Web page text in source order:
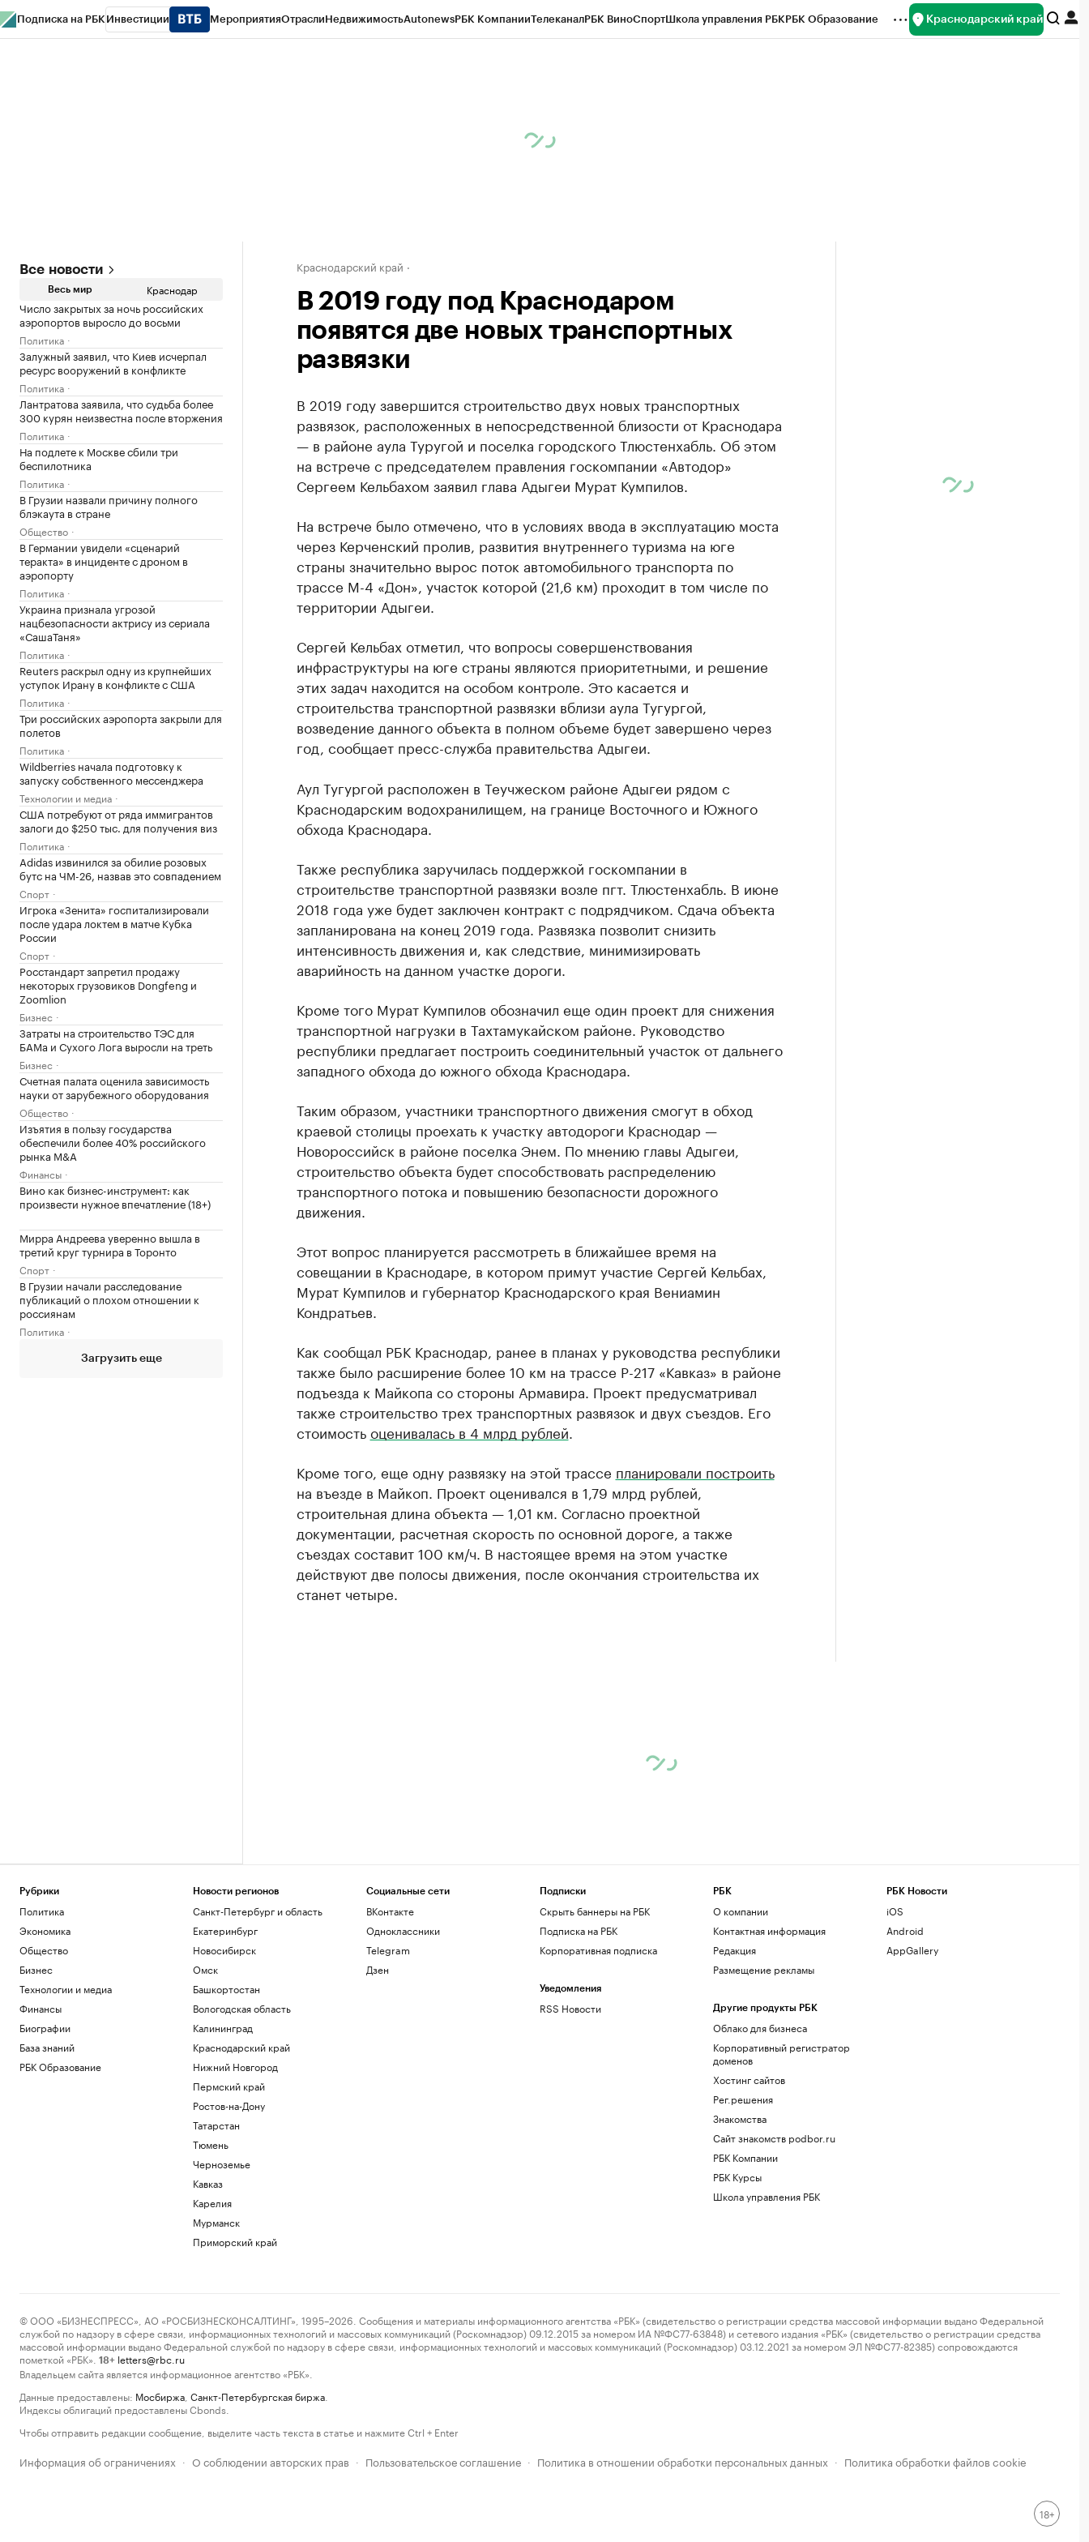
Подписка на РБК Инвестиции МероприятияОтраслиНедвижимостьAutonewsРБК КомпанииТелеканалРБК ВиноСпортШкола управления РБКРБК Образование Краснодарский край
Все новости
Весь мир Краснодар
Число закрытых за ночь российских
аэропортов выросло до восьми
Политика
Залужный заявил, что Киев исчерпал
ресурс вооружений в конфликте
Политика
Лантратова заявила, что судьба более
300 курян неизвестна после вторжения
Политика
На подлете к Москве сбили три
беспилотника
Политика
В Грузии назвали причину полного
блэкаута в стране
Общество
В Германии увидели «сценарий
теракта» в инциденте с дроном в
аэропорту
Политика
Украина признала угрозой
нацбезопасности актрису из сериала
«СашаТаня»
Политика
Reuters раскрыл одну из крупнейших
уступок Ирану в конфликте с США
Политика
Три российских аэропорта закрыли для
полетов
Политика
Wildberries начала подготовку к
запуску собственного мессенджера
Технологии и медиа
США потребуют от ряда иммигрантов
залоги до $250 тыс. для получения виз
Политика
Adidas извинился за обилие розовых
бутс на ЧМ-26, назвав это совпадением
Спорт
Игрока «Зенита» госпитализировали
после удара локтем в матче Кубка
России
Спорт
Росстандарт запретил продажу
некоторых грузовиков Dongfeng и
Zoomlion
Бизнес
Затраты на строительство ТЭС для
БАМа и Сухого Лога выросли на треть
Бизнес
Счетная палата оценила зависимость
науки от зарубежного оборудования
Общество
Изъятия в пользу государства
обеспечили более 40% российского
рынка M&A
Финансы
Вино как бизнес-инструмент: как
произвести нужное впечатление (18+)
Мирра Андреева уверенно вышла в
третий круг турнира в Торонто
Спорт
В Грузии начали расследование
публикаций о плохом отношении к
россиянам
Политика
Загрузить еще
Краснодарский край
В 2019 году под Краснодаром
появятся две новых транспортных
развязки
В 2019 году завершится строительство двух новых транспортных
развязок, расположенных в непосредственной близости от Краснодара
— в районе аула Туругой и поселка городского Тлюстенхабль. Об этом
на встрече с председателем правления госкомпании «Автодор»
Сергеем Кельбахом заявил глава Адыгеи Мурат Кумпилов.
На встрече было отмечено, что в условиях ввода в эксплуатацию моста
через Керченский пролив, развития внутреннего туризма на юге
страны значительно вырос поток автомобильного транспорта по
трассе М-4 «Дон», участок которой (21,6 км) проходит в том числе по
территории Адыгеи.
Сергей Кельбах отметил, что вопросы совершенствования
инфраструктуры на юге страны являются приоритетными, и решение
этих задач находится на особом контроле. Это касается и
строительства транспортной развязки вблизи аула Тугургой,
возведение данного объекта в полном объеме будет завершено через
год, сообщает пресс-служба правительства Адыгеи.
Аул Тугургой расположен в Теучжеском районе Адыгеи рядом с
Краснодарским водохранилищем, на границе Восточного и Южного
обхода Краснодара.
Также республика заручилась поддержкой госкомпании в
строительстве транспортной развязки возле пгт. Тлюстенхабль. В июне
2018 года уже будет заключен контракт с подрядчиком. Сдача объекта
запланирована на конец 2019 года. Развязка позволит снизить
интенсивность движения и, как следствие, минимизировать
аварийность на данном участке дороги.
Кроме того Мурат Кумпилов обозначил еще один проект для снижения
транспортной нагрузки в Тахтамукайском районе. Руководство
республики предлагает построить соединительный участок от дальнего
западного обхода до южного обхода Краснодара.
Таким образом, участники транспортного движения смогут в обход
краевой столицы проехать к участку автодороги Краснодар —
Новороссийск в районе поселка Энем. По мнению главы Адыгеи,
строительство объекта будет способствовать распределению
транспортного потока и повышению безопасности дорожного
движения.
Этот вопрос планируется рассмотреть в ближайшее время на
совещании в Краснодаре, в котором примут участие Сергей Кельбах,
Мурат Кумпилов и губернатор Краснодарского края Вениамин
Кондратьев.
Как сообщал РБК Краснодар, ранее в планах у руководства республики
также было расширение более 10 км на трассе Р-217 «Кавказ» в районе
подъезда к Майкопа со стороны Армавира. Проект предусматривал
также строительство трех транспортных развязок и двух съездов. Его
стоимостьоценивалась в 4 млрд рублей
Кроме того, еще одну развязку на этой трассе планировали построить
на въезде в Майкоп. Проект оценивался в 1,79 млрд рублей,
строительная длина объекта — 1,01 км. Согласно проектной
документации, расчетная скорость по основной дороге, а также
съездах составит 100 км/ч. В настоящее время на этом участке
действуют две полосы движения, после окончания строительства их
станет четыре.
Рубрики
Политика
Экономика
Общество
Бизнес
Технологии и медиа
Финансы
Биографии
База знаний
РБК Образование
Новости регионов
Санкт-Петербург и область
Екатеринбург
Новосибирск
Омск
Башкортостан
Вологодская область
Калининград
Краснодарский край
Нижний Новгород
Пермский край
Ростов-на-Дону
Татарстан
Тюмень
Черноземье
Кавказ
Карелия
Мурманск
Приморский край
Социальные сети
ВКонтакте
Одноклассники
Telegram
Дзен
Подписки
Скрыть баннеры на РБК
Подписка на РБК
Корпоративная подписка
Уведомления
RSS Новости
РБК
О компании
Контактная информация
Редакция
Размещение рекламы
Другие продукты РБК
Облако для бизнеса
Корпоративный регистратор
доменов
Хостинг сайтов
Рег.решения
Знакомства
Сайт знакомств podbor.ru
РБК Компании
РБК Курсы
Школа управления РБК
РБК Новости
iOS
Android
AppGallery
© ООО «БИЗНЕСПРЕСС», АО «РОСБИЗНЕСКОНСАЛТИНГ», 1995–2026. Сообщения и материалы информационного агентства «РБК» (свидетельство о регистрации средства массовой информации выдано Федеральной
службой по надзору в сфере связи, информационных технологий и массовых коммуникаций (Роскомнадзор) 09.12.2015 за номером ИА №ФС77-63848) и сетевого издания «РБК» (свидетельство о регистрации средства
массовой информации выдано Федеральной службой по надзору в сфере связи, информационных технологий и массовых коммуникаций (Роскомнадзор) 03.12.2021 за номером ЭЛ №ФС77-82385) сопровождаются
пометкой «РБК».
18+ letters@rbc.ru
Владельцем сайта является информационное агентство «РБК».
Данные предоставлены: Мосбиржа Санкт-Петербургская биржа
Индексы облигаций предоставлены Cbonds.
Чтобы отправить редакции сообщение, выделите часть текста в статье и нажмите Ctrl + Enter
Информация об ограничениях · О соблюдении авторских прав · Пользовательское соглашение · Политика в отношении обработки персональных данных · Политика обработки файлов cookie
18+